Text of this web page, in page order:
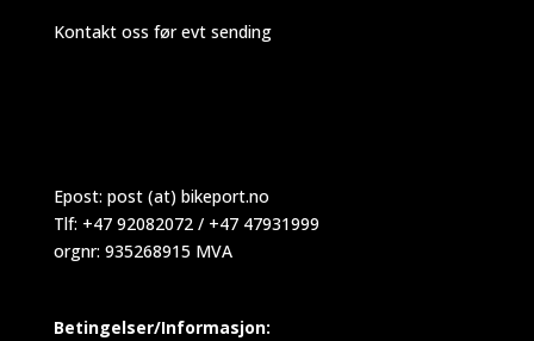
Kontakt oss før evt sending
Epost: post (at) bikeport.no
Tlf: +47 92082072 / +47 47931999
orgnr: 935268915 MVA
Betingelser/Informasjon: